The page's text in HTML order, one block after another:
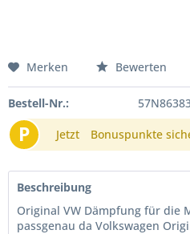
Merken Bewerten
Bestell-Nr.:
P Jetzt Bonuspunkte
Beschreibung
Original VW Dämpfung für die
passgenau da Volkswagen